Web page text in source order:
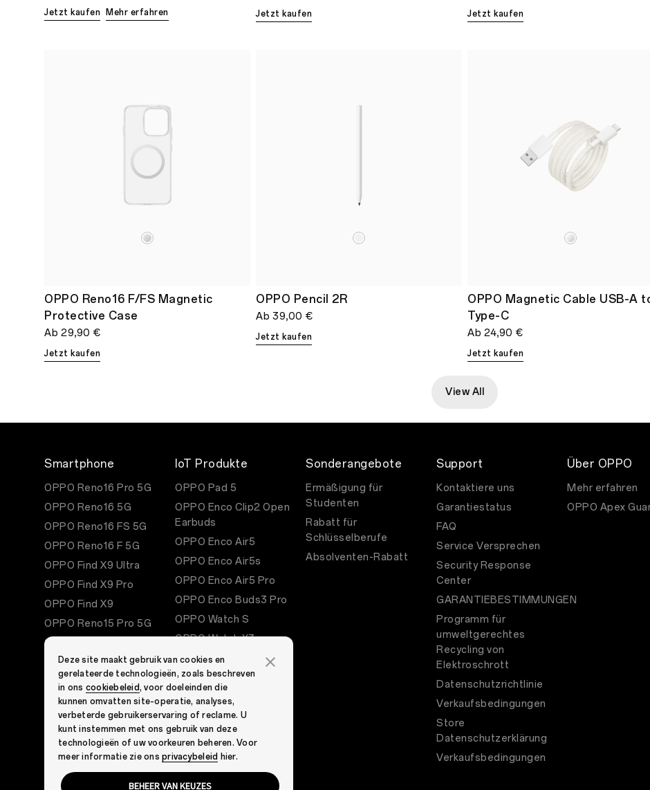
Jetzt kaufen Mehr erfahren Jetzt kaufen Jetzt kaufen
OPPO Reno16 F/FS Magnetic
Protective Case
Ab 29,90 €
Jetzt kaufen
OPPO Pencil 2R
Ab 39,00 €
Jetzt kaufen
OPPO Magnetic Cable USB-A
Type-C
Ab 24,90 €
Jetzt kaufen
View All
Smartphone
OPPO Reno16 Pro 5G
OPPO Reno16 5G
OPPO Reno16 FS 5G
OPPO Reno16 F 5G
OPPO Find X9 Ultra
OPPO Find X9 Pro
OPPO Find X9
OPPO Reno15 Pro 5G
OPPO Reno15 5G
OPPO Reno15 FS 5G
OPPO A6 Pro 5G
OPPO A5 Pro 5G
OPPO A5 Pro
OPPO A5
IoT Produkte
OPPO Pad 5
OPPO Enco Clip2 Open
Earbuds
OPPO Enco Air5
OPPO Enco Air5s
OPPO Enco Air5 Pro
OPPO Enco Buds3 Pro
OPPO Watch S
OPPO Watch X3
OPPO Watch X2 Mini
OPPO Bubble
Sonderangebote
Ermäßigung für
Studenten
Rabatt für
Schlüsselberufe
Absolventen-Rabatt
Support
Kontaktiere uns
Garantiestatus
FAQ
Service Versprechen
Security Response
Center
GARANTIEBESTIMMUNGEN
Programm für
umweltgerechtes
Recycling von
Elektroschrott
Datenschutzrichtlinie
Verkaufsbedingungen
Store
Datenschutzerklärung
Verkaufsbedingungen
Über OPPO
Mehr erfahren
OPPO Apex
Deze site maakt gebruik van cookies en
gerelateerde technologieën, zoals beschreven
in ons cookiebeleid, voor doeleinden die
kunnen omvatten site-operatie, analyses,
verbeterde gebruikerservaring of reclame. U
kunt instemmen met ons gebruik van deze
technologieën of uw voorkeuren beheren. Voor
meer informatie zie ons privacybeleid hier.
BEHEER VAN KEUZES